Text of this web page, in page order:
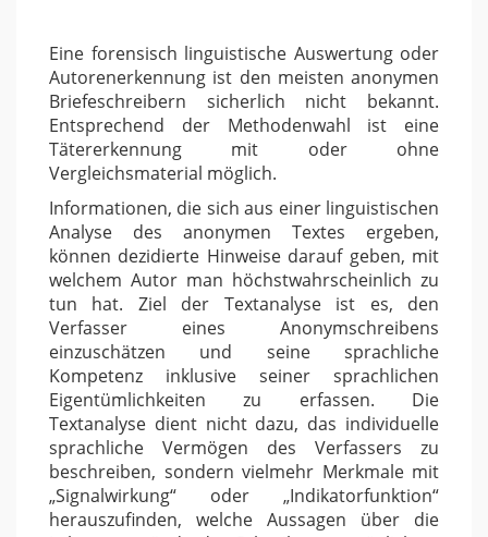
Eine forensisch linguistische Auswertung oder
Autorenerkennung ist den meisten anonymen
Briefeschreibern sicherlich nicht bekannt.
Entsprechend der Methodenwahl ist eine
Tätererkennung mit oder ohne
Vergleichsmaterial möglich.
Informationen, die sich aus einer linguistischen
Analyse des anonymen Textes ergeben,
können dezidierte Hinweise darauf geben, mit
welchem Autor man höchstwahrscheinlich zu
tun hat. Ziel der Textanalyse ist es, den
Verfasser eines Anonymschreibens
einzuschätzen und seine sprachliche
Kompetenz inklusive seiner sprachlichen
Eigentümlichkeiten zu erfassen. Die
Textanalyse dient nicht dazu, das individuelle
sprachliche Vermögen des Verfassers zu
beschreiben, sondern vielmehr Merkmale mit
„Signalwirkung“ oder „Indikatorfunktion“
herauszufinden, welche Aussagen über die